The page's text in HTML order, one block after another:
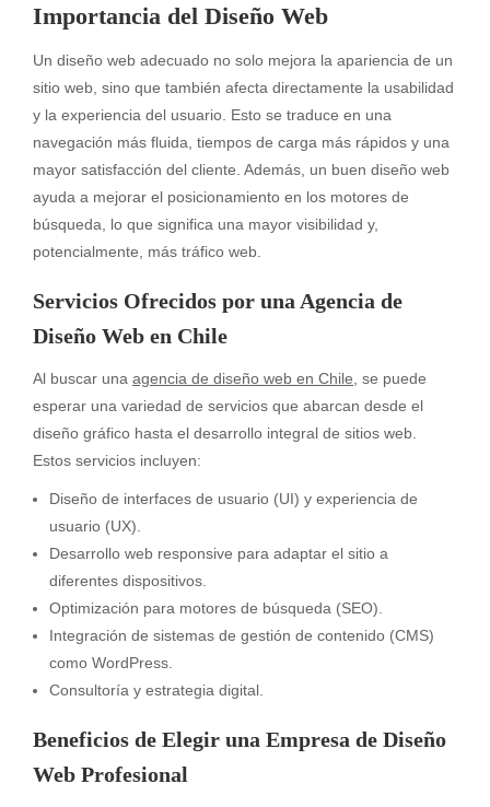
Importancia del Diseño Web
Un diseño web adecuado no solo mejora la apariencia de un
sitio web, sino que también afecta directamente la usabilidad
y la experiencia del usuario. Esto se traduce en una
navegación más fluida, tiempos de carga más rápidos y una
mayor satisfacción del cliente. Además, un buen diseño web
ayuda a mejorar el posicionamiento en los motores de
búsqueda, lo que significa una mayor visibilidad y,
potencialmente, más tráfico web.
Servicios Ofrecidos por una Agencia de
Diseño Web en Chile
Al buscar una agencia de diseño web en Chile , se puede
esperar una variedad de servicios que abarcan desde el
diseño gráfico hasta el desarrollo integral de sitios web.
Estos servicios incluyen:
Diseño de interfaces de usuario (UI) y experiencia de
usuario (UX).
Desarrollo web responsive para adaptar el sitio a
diferentes dispositivos.
Optimización para motores de búsqueda (SEO).
Integración de sistemas de gestión de contenido (CMS)
como WordPress.
Consultoría y estrategia digital.
Beneficios de Elegir una Empresa de Diseño
Web Profesional